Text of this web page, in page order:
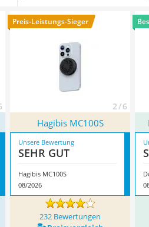
Lichtuntermalung wünschen.
2026 besonders das
mit seinen Eigenschaften.
Preis-Leistungs-Sieger
2 / 6
Hagibis MC100S
Unsere Bewertung
SEHR GUT
Hagibis MC100S
08/2026
232 Bewertungen